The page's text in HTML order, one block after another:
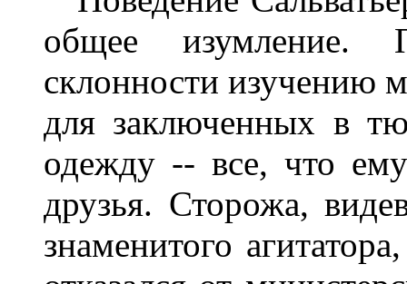
общее изумление.
склонности изучению
для заключенных в
одежду -- все, что
друзья. Сторожа,
знаменитого